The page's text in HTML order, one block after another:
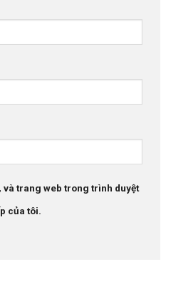
và trang web trong trình duyệt
của tôi.